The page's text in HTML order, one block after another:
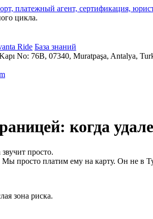
цикла.
Ride База знаний
No: 76B, 07340, Muratpaşa, Antalya,
когда
просто.
просто платим ему на карту. Он не в
зона риска.